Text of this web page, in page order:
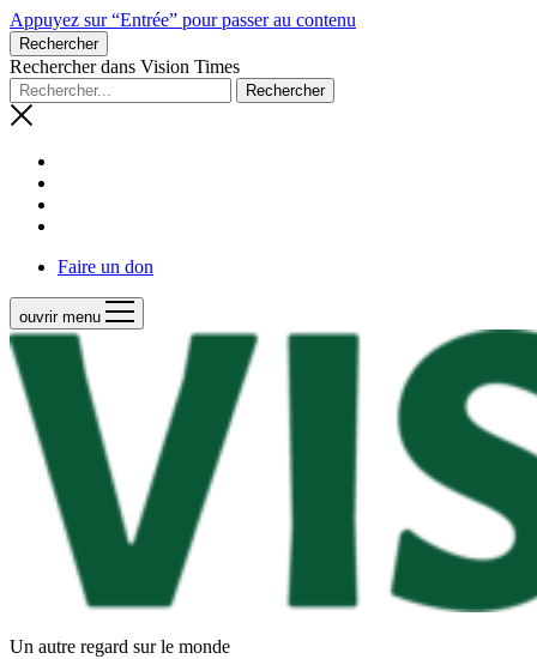
Appuyez sur “Entrée” pour passer au contenu
Rechercher
Rechercher dans Vision Times
Faire un don
ouvrir menu
Un autre regard sur le monde